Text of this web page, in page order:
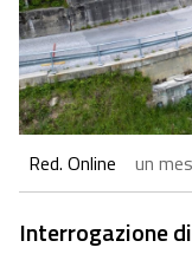
Red. Online un
Interrogazione